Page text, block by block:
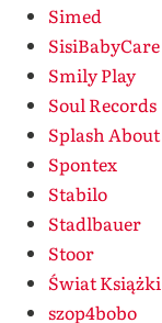
Simed
SisiBabyCare
Smily Play
Soul Records
Splash About
Spontex
Stabilo
Stadlbauer
Stoor
Świat Książki
szop4bobo